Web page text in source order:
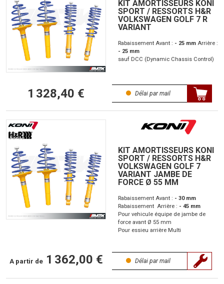
KIT AMORTISSEURS KONI
SPORT / RESSORTS H&R
VOLKSWAGEN GOLF 7 R
VARIANT
Rabaissement Avant : - 25 mm Arrière :
- 25 mm
sauf DCC (Dynamic Chassis Control)
1 328,40 € Délai par mail
KIT AMORTISSEURS KONI
SPORT / RESSORTS H&R
VOLKSWAGEN GOLF 7
VARIANT JAMBE DE
FORCE Ø 55 MM
Rabaissement Avant : - 30 mm
Rabaissement Arrière : - 45 mm
Pour vehicule équipe de jambe de
force avant Ø 55 mm
Pour essieu arrière Multi
A partir de 1 362,00 € Délai par mail